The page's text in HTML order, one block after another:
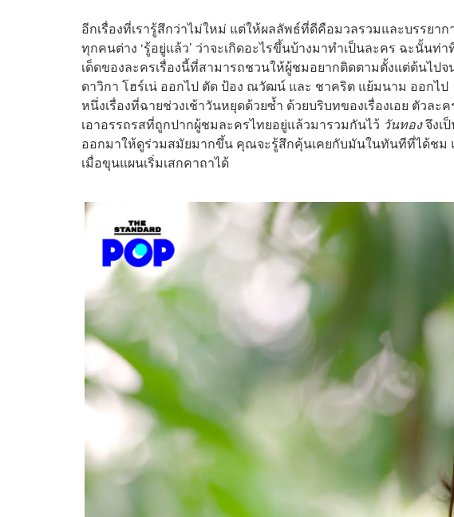
อีกเรื่องที่เรารู้สึกว่าไม่ใหม่ แต่ให้ผลลัพธ์ที่ดีคือมวลรวมและบรรยา
ทุกคนต่าง ‘รู้อยู่แล้ว’ ว่าจะเกิดอะไรขึ้นบ้างมาทำเป็นละคร ฉะนั้น
เด็ดของละครเรื่องนี้ที่สามารถชวนให้ผู้ชมอยากติดตามตั้งแต่ต้นไป
ดาวิกา โฮร์เน่ ออกไป ตัด ป้อง ณวัฒน์ และ ชาคริต แย้มนาม ออกไป
หนึ่งเรื่องที่ฉายช่วงเช้าวันหยุดด้วยซ้ำ ด้วยบริบทของเรื่องเอย ตัวล
เอาอรรถรสที่ถูกปากผู้ชมละครไทยอยู่แล้วมารวมกันไว้ วันทองจึงเ
ออกมาให้ดูร่วมสมัยมากขึ้น คุณจะรู้สึกคุ้นเคยกับมันในทันทีที่ได้ชม
เมื่อขุนแผนเริ่มเสกคาถาได้